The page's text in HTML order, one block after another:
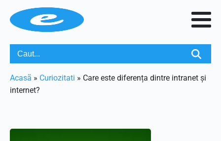
Acasã » Curiozitati » Care este diferența dintre intranet și
internet?